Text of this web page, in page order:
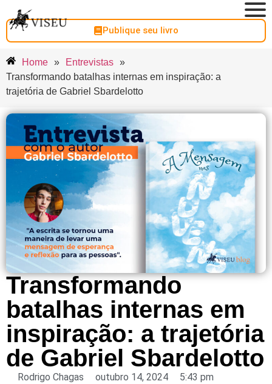
Publique seu livro
Home » Entrevistas »
Transformando batalhas internas em inspiração: a
trajetória de Gabriel Sbardelotto
Transformando
batalhas internas em
inspiração: a trajetória
de Gabriel Sbardelotto
Rodrigo Chagas outubro 14, 2024 5:43 pm